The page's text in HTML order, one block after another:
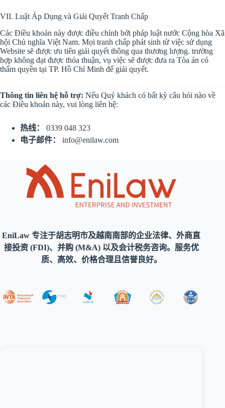
VII. Luật Áp Dụng và Giải Quyết Tranh Chấp
Các Điều khoản này được điều chỉnh bởi pháp luật nước Cộng hòa Xã
hội Chủ nghĩa Việt Nam. Mọi tranh chấp phát sinh từ việc sử dụng
Website sẽ được ưu tiên giải quyết thông qua thương lượng. trường
hợp không đạt được thỏa thuận, vụ việc sẽ được đưa ra Tòa án có
thẩm quyền tại TP. Hồ Chí Minh để giải quyết.
Thông tin liên hệ hỗ trợ: Nếu Quý khách có bất kỳ câu hỏi nào về
các Điều khoản này, vui lòng liên hệ:
热线：
0339 048 323
电子邮件：
info@enilaw.com
EniLaw 专注于胡志明市及越南南部的企业法律、外商直
接投资 (FDI)、并购 (M&A) 以及会计税务咨询。服务优
质、高效、价格合理且信誉良好。